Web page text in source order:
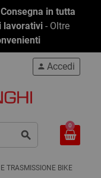
in tutta
lavorativi - Oltre
search
person Accedi
0
TRASMISSIONE BIKE